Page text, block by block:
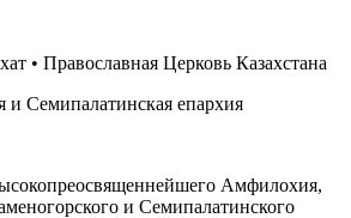
• Православная Церковь Казахстана
Амфилохия,
и Семипалатинского